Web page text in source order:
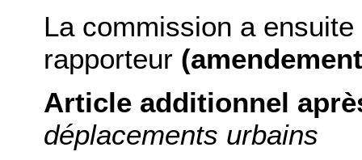
La commission a ensuite
rapporteur
Article additionnel
déplacements urbains